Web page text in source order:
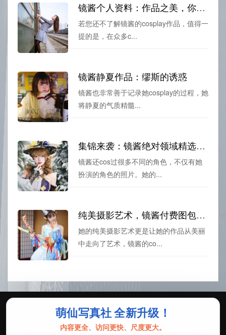
镜酱个人资料：作品之美，你值得拥有
若您还不了解镜酱的cosplay作品，值得一
提的是，在众多c...
镜酱静夏作品：缪斯的诱惑
镜酱也非常善于记录她cosplay的过程，她
将静夏的气质精髓...
集锦来袭：镜酱绝对领域精选照片盛况
镜酱还cos过很多不同的角色，不仅有她
扮演的角色的照片。她的...
纯美摄影艺术，镜酱付费图包绝美照片展示
她的纯美摄影艺术更是让她的作品从美丽
中走向了艺术，镜酱的co...
萌仙写真社 全新升级！
内容更全、访问更快、尺度更大。
Copyright © 2026 五图爵 | Theme Bypshuocaitu